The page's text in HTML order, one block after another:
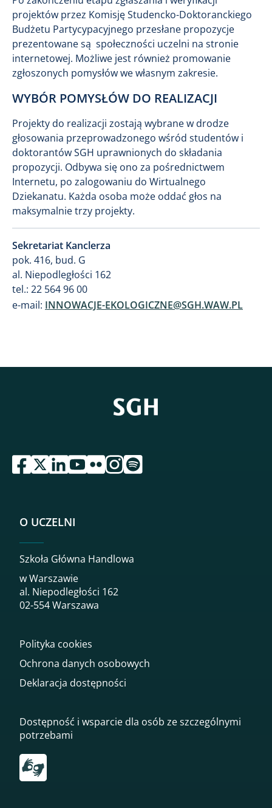
projektów przez Komisję Studencko-Doktoranckiego
Budżetu Partycypacyjnego przesłane propozycje
prezentowane są społeczności uczelni na stronie
internetowej. Możliwe jest również promowanie
zgłoszonych pomysłów we własnym zakresie.
WYBÓR POMYSŁÓW DO REALIZACJI
Projekty do realizacji zostają wybrane w drodze
głosowania przeprowadzonego wśród studentów i
doktorantów SGH uprawnionych do składania
propozycji. Odbywa się ono za pośrednictwem
Internetu, po zalogowaniu do Wirtualnego
Dziekanatu. Każda osoba może oddać głos na
maksymalnie trzy projekty.
Sekretariat Kanclerza
pok. 416, bud. G
al. Niepodległości 162
tel.: 22 564 96 00
e-mail: INNOWACJE-EKOLOGICZNE@SGH.WAW.PL
przejdź do serwisu facebook sgh
przejdź do serwisu twitter sgh
przejdź do serwisu linkedin sgh
przejdź do serwisu youtube sgh
przejdź do serwisu flickr sgh
przejdź do serwisu instagram sgh
przejdź do serwisu spotify sgh
O UCZELNI
Szkoła Główna Handlowa
w Warszawie
al. Niepodległości 162
02-554 Warszawa
Polityka cookies
Ochrona danych osobowych
Deklaracja dostępności
Dostępność i wsparcie dla osób ze szczególnymi
potrzebami
Przekierowanie do tłumacza on-line języka migowego